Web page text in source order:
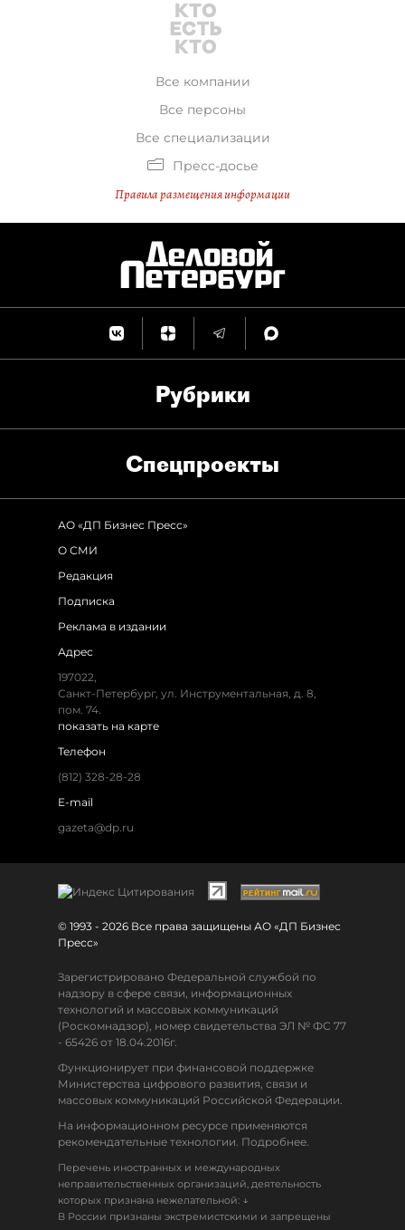
Все компании
Все персоны
Все специализации
Пресс-досье
Правила размещения информации
Рубрики
Спец­проекты
АО «ДП Бизнес Пресс»
О СМИ
Редакция
Подписка
Реклама в издании
Адрес
197022,
Санкт-Петербург, ул. Инструментальная, д. 8,
пом. 74.
показать на карте
Телефон
(812) 328-28-28
E-mail
gazeta@dp.ru
© 1993 - 2026 Все права защищены АО «ДП Бизнес
Пресс»
Зарегистрировано Федеральной службой по
надзору в сфере связи, информационных
технологий и массовых коммуникаций
(Роскомнадзор), номер свидетельства ЭЛ № ФС 77
- 65426 от 18.04.2016г.
Функционирует при финансовой поддержке
Министерства цифрового развития, связи и
массовых коммуникаций Российской Федерации.
На информационном ресурсе применяются
рекомендательные технологии. Подробнее.
Перечень иностранных и международных
неправительственных организаций, деятельность
которых признана нежелательной: ↓
В России признаны экстремистскими и запрещены